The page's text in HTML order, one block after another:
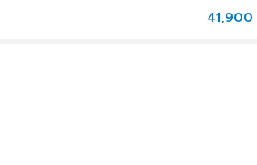
41,900